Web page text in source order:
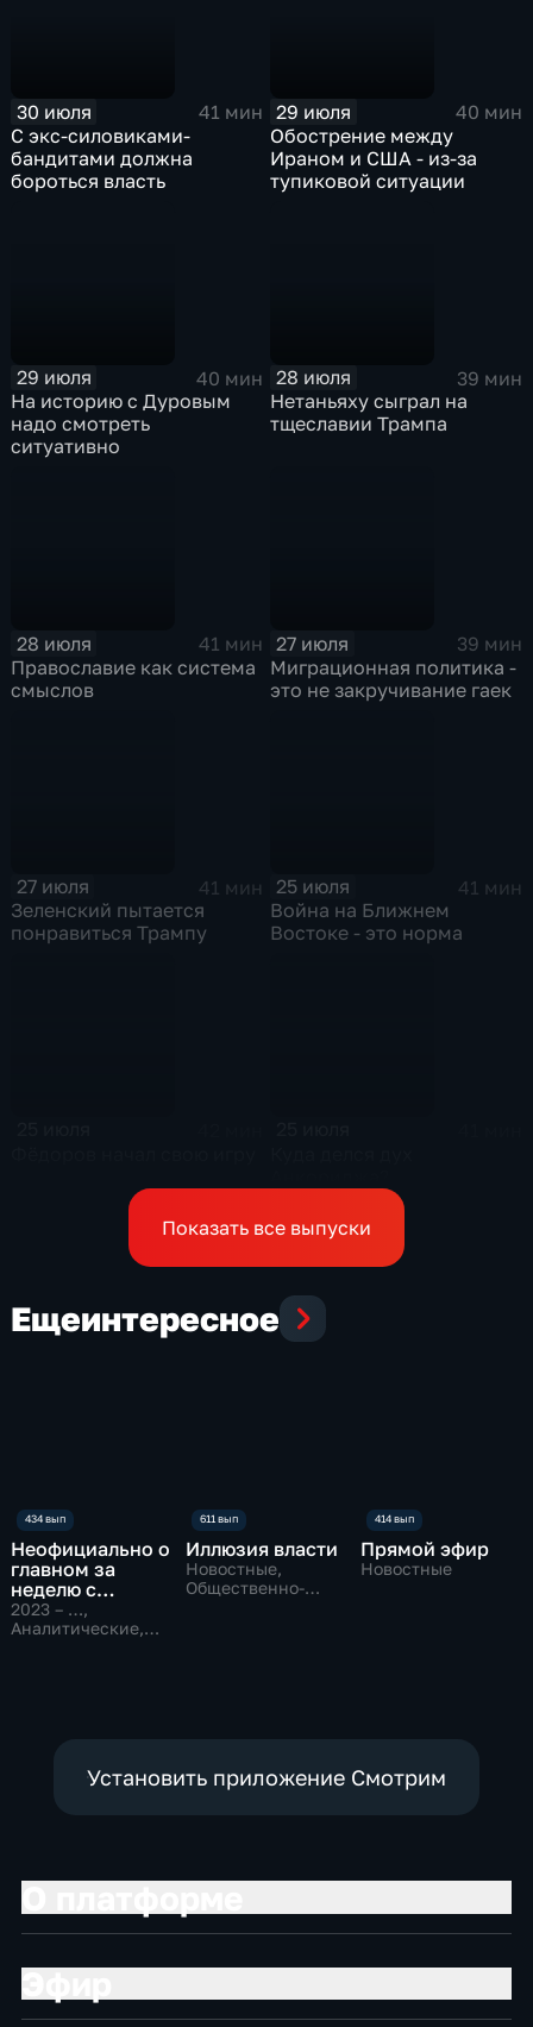
30 июля
41 мин
С экс-силовиками-
бандитами должна
бороться власть
29 июля
40 мин
Обострение между
Ираном и США - из-за
тупиковой ситуации
29 июля
40 мин
На историю с Дуровым
надо смотреть
ситуативно
28 июля
39 мин
Нетаньяху сыграл на
тщеславии Трампа
28 июля
41 мин
Православие как система
смыслов
27 июля
39 мин
Миграционная политика -
это не закручивание гаек
27 июля
41 мин
Зеленский пытается
понравиться Трампу
25 июля
41 мин
Война на Ближнем
Востоке - это норма
Показать все выпуски
Ещеинтересное
Неофициально о
главном за
неделю с
Даниилом
Безсоновым
2023 – …,
Аналитические,
Иллюзия власти
Новостные,
Общественно-
Прямой эфир
Новостные
Установить приложение Смотрим